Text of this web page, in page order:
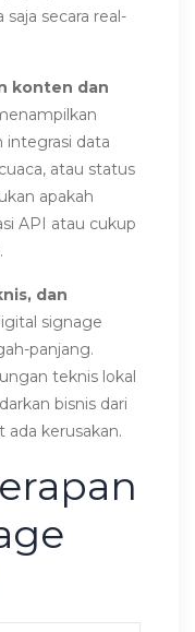
secara real-
konten dan
integrasi data
atau status
apakah
API atau cukup
dan
signage
panjang.
teknis lokal
bisnis dari
kerusakan.